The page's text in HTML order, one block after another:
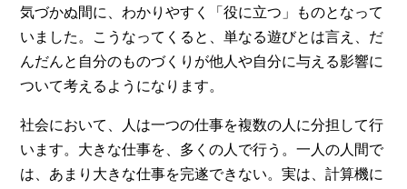
気づかぬ間に、わかりやすく「役に立つ」ものとなって
いました。こうなってくると、単なる遊びとは言え、だ
んだんと自分のものづくりが他人や自分に与える影響に
ついて考えるようになります。
社会において、人は一つの仕事を複数の人に分担して行
います。大きな仕事を、多くの人で行う。一人の人間で
は、あまり大きな仕事を完遂できない。実は、計算機に